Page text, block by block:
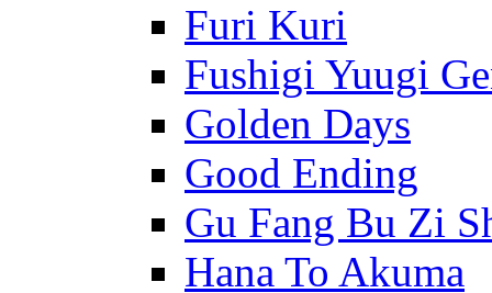
Furi Kuri
Fushigi Yuugi
Golden Days
Good Ending
Gu Fang Bu Zi
Hana To Akuma